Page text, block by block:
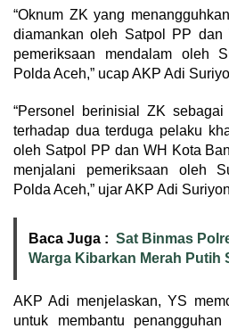
“Oknum ZK yang
diamankan oleh Satpol PP
pemeriksaan mendalam oleh
Polda Aceh,” ucap AKP Adi
“Personel berinisial ZK
terhadap dua terduga pelaku
oleh Satpol PP dan WH Kota
menjalani pemeriksaan oleh
Polda Aceh,” ujar AKP Adi
Baca Juga : Sat Binmas
Warga Kibarkan Merah Putih
AKP Adi menjelaskan, YS
untuk membantu